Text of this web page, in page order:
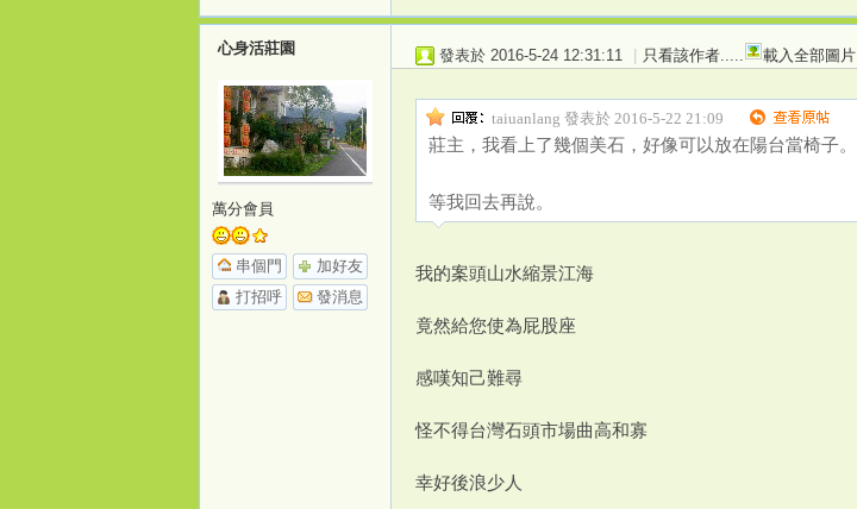
心身活莊園
萬分會員
串個門
加好友
打招呼
發消息
發表於 2016-5-24 12:31:11 | 只看該作者 載入全部圖片
taiuanlang 發表於 2016-5-22 21:09
莊主，我看上了幾個美石，好像可以放在陽台當椅子。
等我回去再說。
我的案頭山水縮景江海
竟然給您使為屁股座
感嘆知己難尋
怪不得台灣石頭市場曲高和寡
幸好後浪少人